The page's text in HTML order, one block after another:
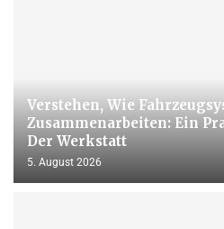
Verstehen, Wie
Zusammenarbeiten: Ein
Der Werkstatt
5. August 2026